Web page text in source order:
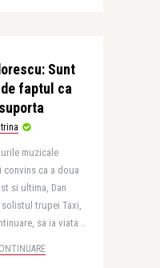
Sunt
faptul ca
muzicale
convins ca a doua
si ultima, Dan
trupei Taxi,
sa ia viata ..